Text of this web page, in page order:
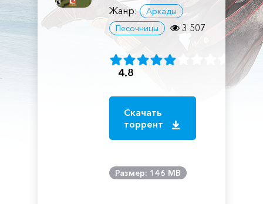
Жанр:
Аркады
Песочницы
3 507
4.8
Скачать
торрент
Размер: 146 MB